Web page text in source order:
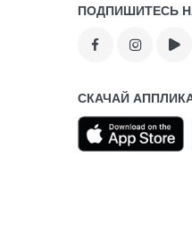
ПОДПИШИТЕСЬ
СКАЧАЙ